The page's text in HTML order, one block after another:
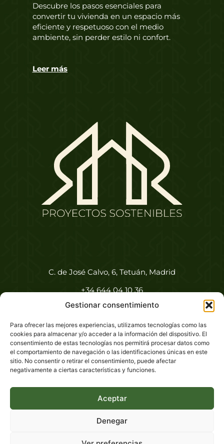
Gestionar consentimiento
Para ofrecer las mejores experiencias, utilizamos tecnologías como las
cookies para almacenar y/o acceder a la información del dispositivo. El
consentimiento de estas tecnologías nos permitirá procesar datos como
el comportamiento de navegación o las identificaciones únicas en este
sitio. No consentir o retirar el consentimiento, puede afectar
negativamente a ciertas características y funciones.
Aceptar
Denegar
Descubre los pasos esenciales para
convertir tu vivienda en un espacio más
eficiente y respetuoso con el medio
ambiente, sin perder estilo ni confort.
Leer más
C. de José Calvo, 6, Tetuán, Madrid
+34 644 04 10 36
info@proyectosmrr.es
Aviso legal
Política de privacidad
Política de cookies (UE)